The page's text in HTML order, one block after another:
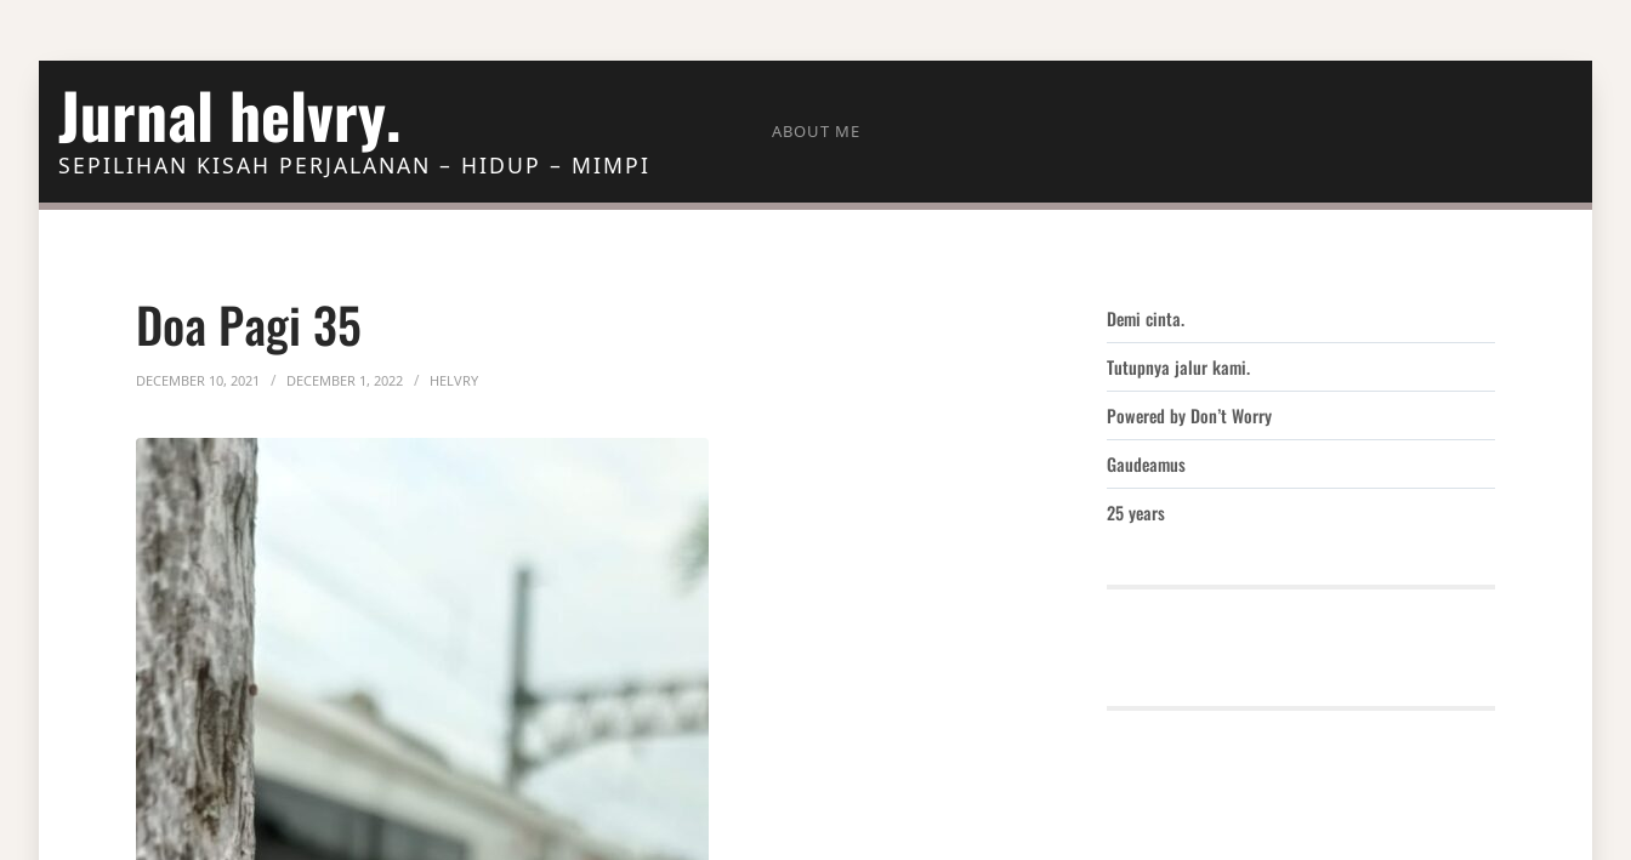
Jurnal helvry.
SEPILIHAN KISAH PERJALANAN – HIDUP – MIMPI
ABOUT ME
Doa Pagi 35
DECEMBER 10, 2021 DECEMBER 1, 2022 HELVRY
Demi cinta.
Tutupnya jalur kami.
Powered by Don’t Worry
Gaudeamus
25 years